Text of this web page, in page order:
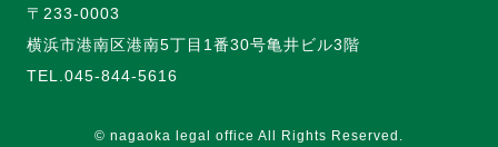
〒233-0003
横浜市港南区港南5丁目1番30号亀井ビル3階
TEL. 045-844-5616
© nagaoka legal office All Rights Reserved.